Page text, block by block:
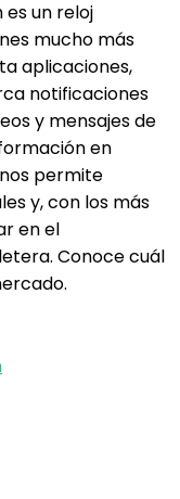
un reloj
mucho más
aplicaciones,
notificaciones
y mensajes de
en
permite
y, con los más
en el
Conoce cuál